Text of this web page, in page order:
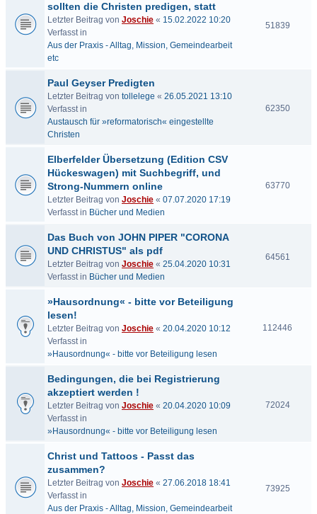
sollten die Christen predigen, statt
Letzter Beitrag von Joschie « 15.02.2022 10:20
Verfasst in
Aus der Praxis - Alltag, Mission, Gemeindearbeit
etc
51839
Paul Geyser Predigten
Letzter Beitrag von tollelege « 26.05.2021 13:10
Verfasst in
Austausch für »reformatorisch« eingestellte
Christen
62350
Elberfelder Übersetzung (Edition CSV
Hückeswagen) mit Suchbegriff, und
Strong-Nummern online
Letzter Beitrag von Joschie « 07.07.2020 17:19
Verfasst in Bücher und Medien
63770
Das Buch von JOHN PIPER "CORONA
UND CHRISTUS" als pdf
Letzter Beitrag von Joschie « 25.04.2020 10:31
Verfasst in Bücher und Medien
64561
»Hausordnung« - bitte vor Beteiligung
lesen!
Letzter Beitrag von Joschie « 20.04.2020 10:12
Verfasst in
»Hausordnung« - bitte vor Beteiligung lesen
112446
Bedingungen, die bei Registrierung
akzeptiert werden !
Letzter Beitrag von Joschie « 20.04.2020 10:09
Verfasst in
»Hausordnung« - bitte vor Beteiligung lesen
72024
Christ und Tattoos - Passt das
zusammen?
Letzter Beitrag von Joschie « 27.06.2018 18:41
Verfasst in
Aus der Praxis - Alltag, Mission, Gemeindearbeit
73925